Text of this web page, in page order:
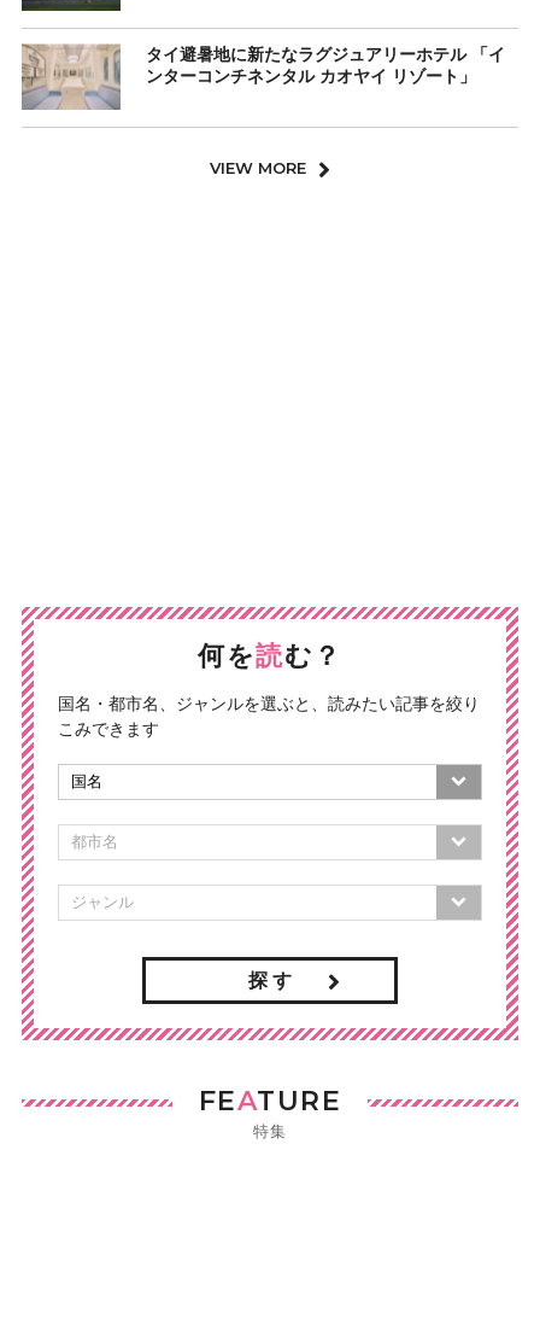
タイ避暑地に新たなラグジュアリーホテル 「イ
ンターコンチネンタル カオヤイ リゾート」
VIEW MORE
何を読む？
国名・都市名、ジャンルを選ぶと、読みたい記事を絞り
こみできます
探 す
FEATURE
特集